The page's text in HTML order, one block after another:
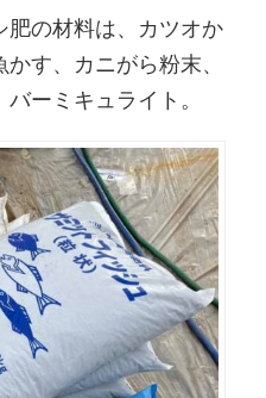
の材料は、カツオか
す、カニがら粉末、
ーミキュライト。